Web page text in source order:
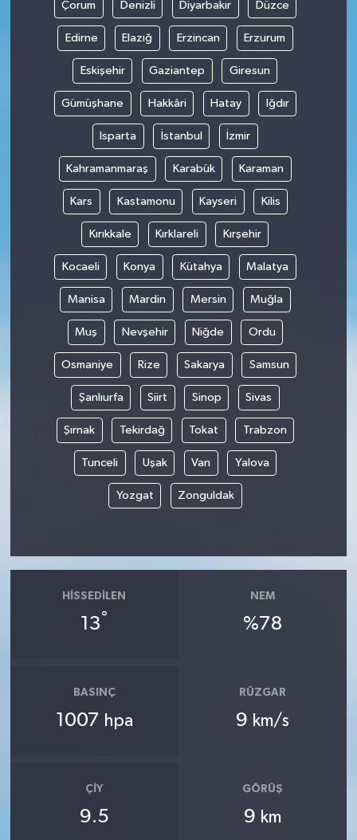
Çorum Denizli Diyarbakır Düzce
Edirne Elazığ Erzincan Erzurum
Eskişehir Gaziantep Giresun
Gümüşhane Hakkâri Hatay Iğdır
Isparta İstanbul İzmir
Kahramanmaraş Karabük Karaman
Kars Kastamonu Kayseri Kilis
Kırıkkale Kırklareli Kırşehir
Kocaeli Konya Kütahya Malatya
Manisa Mardin Mersin Muğla
Muş Nevşehir Niğde Ordu
Osmaniye Rize Sakarya Samsun
Şanlıurfa Siirt Sinop Sivas
Şırnak Tekirdağ Tokat Trabzon
Tunceli Uşak Van Yalova
Yozgat Zonguldak
HISSEDILEN
13°
NEM
%78
BASINÇ
1007 hpa
RÜZGAR
9 km/s
ÇIY
9.5
GÖRÜŞ
9 km